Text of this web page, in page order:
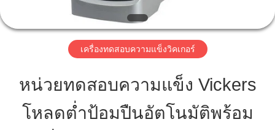
ทัวร์
โรงงาน
การ
ควบคุม
เครื่องทดสอบความแข็งวิคเกอร์
หน่วยทดสอบความแข็ง Vickers
โหลดต่ำป้อมปืนอัตโนมัติพร้อม